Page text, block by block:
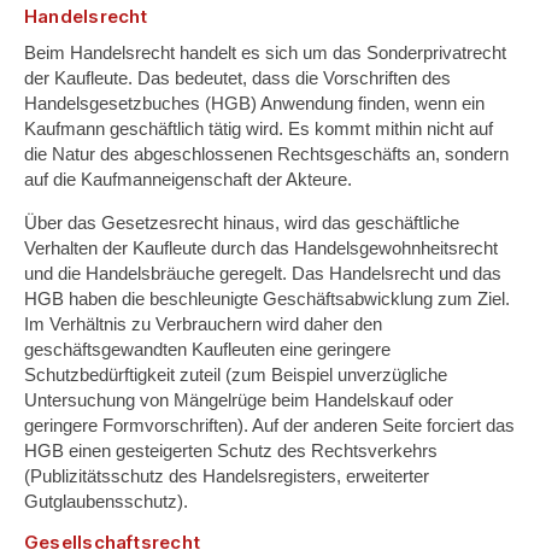
Handelsrecht
Beim Handelsrecht handelt es sich um das Sonderprivatrecht
der Kaufleute. Das bedeutet, dass die Vorschriften des
Handelsgesetzbuches (HGB) Anwendung finden, wenn ein
Kaufmann geschäftlich tätig wird. Es kommt mithin nicht auf
die Natur des abgeschlossenen Rechtsgeschäfts an, sondern
auf die Kaufmanneigenschaft der Akteure.
Über das Gesetzesrecht hinaus, wird das geschäftliche
Verhalten der Kaufleute durch das Handelsgewohnheitsrecht
und die Handelsbräuche geregelt. Das Handelsrecht und das
HGB haben die beschleunigte Geschäftsabwicklung zum Ziel.
Im Verhältnis zu Verbrauchern wird daher den
geschäftsgewandten Kaufleuten eine geringere
Schutzbedürftigkeit zuteil (zum Beispiel unverzügliche
Untersuchung von Mängelrüge beim Handelskauf oder
geringere Formvorschriften). Auf der anderen Seite forciert das
HGB einen gesteigerten Schutz des Rechtsverkehrs
(Publizitätsschutz des Handelsregisters, erweiterter
Gutglaubensschutz).
Gesellschaftsrecht